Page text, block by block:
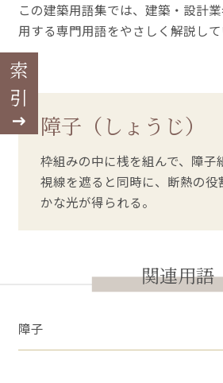
索引
この建築用語集では、建築・設計
用する専門用語をやさしく解説して
障子（しょうじ）
枠組みの中に桟を組んで、障子
視線を遮ると同時に、断熱の役
かな光が得られる。
関連用語
障子